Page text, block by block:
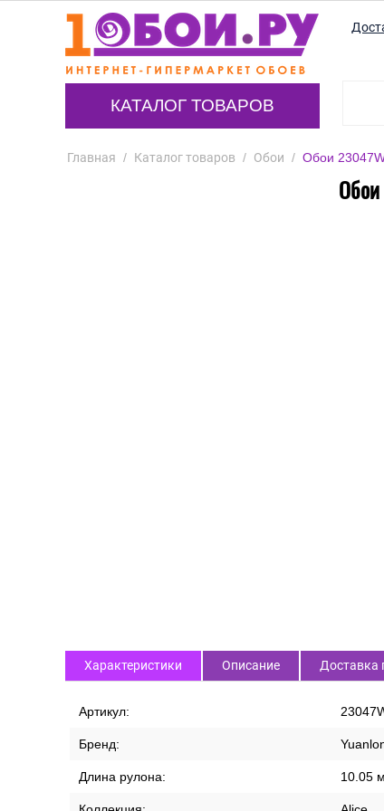
КАТАЛОГ ТОВАРОВ
Главная / Каталог товаров / Обои / Обои
Характеристики Описание Доставка
Артикул:
Бренд:
Длина рулона: 10.05 м